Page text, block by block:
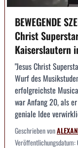
BEWEGENDE
Christ
Kaiserslautern
"Jesus Christ
Wurf des
erfolgreichste
war Anfang 20, als
geniale Idee
Geschrieben von
Veröffentlichungsdatum: